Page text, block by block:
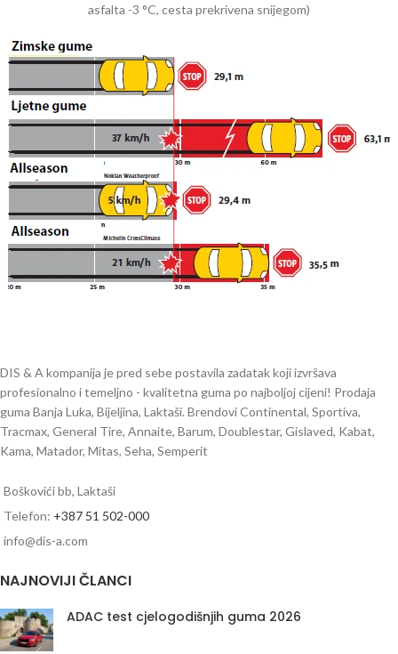
asfalta -3 °C, cesta prekrivena snijegom)
DIS & A kompanija je pred sebe postavila zadatak koji izvršava
profesionalno i temeljno - kvalitetna guma po najboljoj cijeni! Prodaja
guma Banja Luka, Bijeljina, Laktaši. Brendovi Continental, Sportiva,
Tracmax, General Tire, Annaite, Barum, Doublestar, Gislaved, Kabat,
Kama, Matador, Mitas, Seha, Semperit
Boškovići bb, Laktaši
Telefon: +387 51 502-000
info@dis-a.com
NAJNOVIJI ČLANCI
ADAC test cjelogodišnjih guma 2026